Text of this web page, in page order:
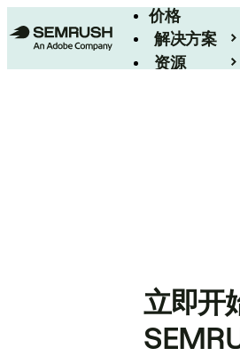
价格
解决方案
资源
立即开